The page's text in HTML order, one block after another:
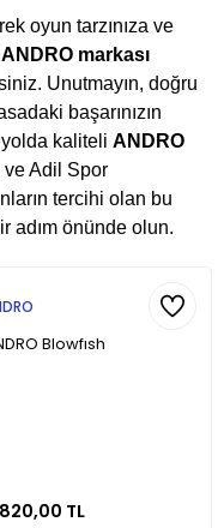
oyun tarzınıza ve
ANDRO markası
Unutmayın, doğru
başarınızın
kaliteli ANDRO
ve Adil Spor
tercihi olan bu
adım önünde olun.
Blowfısh
TL